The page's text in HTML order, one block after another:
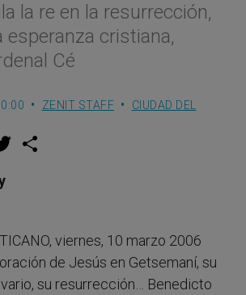
la re en la resurrección,
esperanza cristiana,
Cé
ZENIT STAFF
CIUDAD DEL
w
viernes, 10 marzo 2006
de Jesús en Getsemaní, su
su resurrección… Benedicto